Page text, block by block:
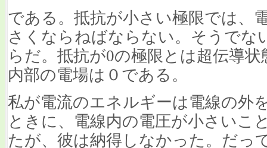
である。抵抗が小さい極限では、
さくならねばならない。そうでな
らだ。抵抗が0の極限とは超伝導
内部の電場は０である。
私が電流のエネルギーは電線の外
ときに、電線内の電圧が小さいこ
たが、彼は納得しなかった。だっ